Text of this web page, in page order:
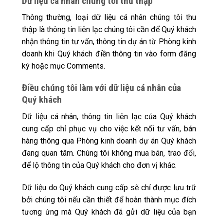
Thông thường, loại dữ liệu cá nhân chúng tôi thu
thập là thông tin liên lạc chúng tôi cần để Quý khách
nhận thông tin tư vấn, thông tin dự án từ Phòng kinh
doanh khi Quý khách điền thông tin vào form đăng
ký hoặc mục Comments.
Điều chúng tôi làm với dữ liệu cá nhân của
Quý khách
Dữ liệu cá nhân, thông tin liên lạc của Quý khách
cung cấp chỉ phục vụ cho việc kết nối tư vấn, bán
hàng thông qua Phòng kinh doanh dự án Quý khách
đang quan tâm. Chúng tôi không mua bán, trao đổi,
để lộ thông tin của Quý khách cho đơn vị khác.
Dữ liệu do Quý khách cung cấp sẽ chỉ được lưu trữ
bởi chúng tôi nếu cần thiết để hoàn thành mục đích
tương ứng mà Quý khách đã gửi dữ liệu của bạn